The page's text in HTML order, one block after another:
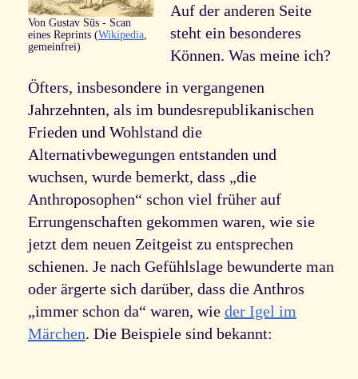
Von Gustav Süs - Scan
eines Reprints (Wikipedia,
gemeinfrei)
Auf der anderen Seite
steht ein besonderes
Können. Was meine ich?
Öfters, insbesondere in vergangenen
Jahrzehnten, als im bundesrepublikanischen
Frieden und Wohlstand die
Alternativbewegungen entstanden und
wuchsen, wurde bemerkt, dass „die
Anthroposophen“ schon viel früher auf
Errungenschaften gekommen waren, wie sie
jetzt dem neuen Zeitgeist zu entsprechen
schienen. Je nach Gefühlslage bewunderte man
oder ärgerte sich darüber, dass die Anthros
„immer schon da“ waren, wie der Igel im
Märchen. Die Beispiele sind bekannt: